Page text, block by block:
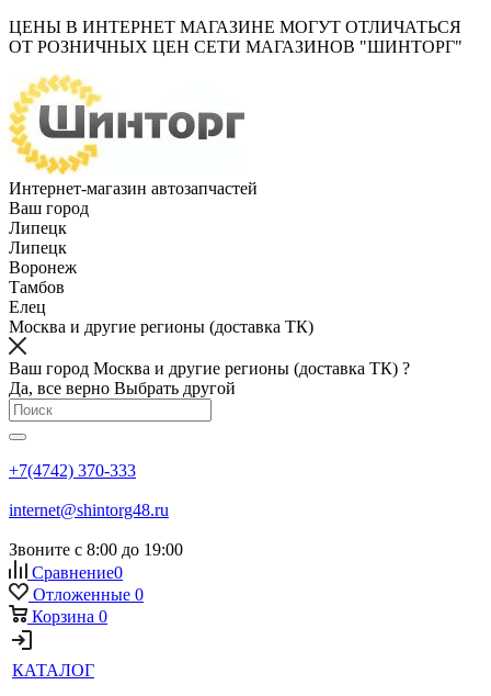
ЦЕНЫ В ИНТЕРНЕТ МАГАЗИНЕ МОГУТ ОТЛИЧАТЬСЯ
ОТ РОЗНИЧНЫХ ЦЕН СЕТИ МАГАЗИНОВ "ШИНТОРГ"
Интернет-магазин автозапчастей
Ваш город
Липецк
Липецк
Воронеж
Тамбов
Елец
Москва и другие регионы (доставка ТК)
Ваш город Москва и другие регионы (доставка ТК) ?
Да, все верно Выбрать другой
+7(4742) 370-333
internet@shintorg48.ru
Звоните с 8:00 до 19:00
Сравнение0
Отложенные 0
Корзина 0
КАТАЛОГ